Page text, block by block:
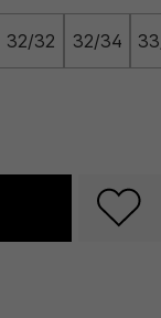
32/32 32/34